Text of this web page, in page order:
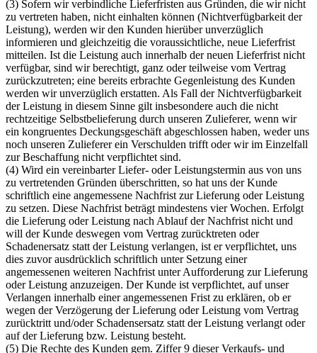
(3) Sofern wir verbindliche Lieferfristen aus Gründen, die wir nicht
zu vertreten haben, nicht einhalten können (Nichtverfügbarkeit der
Leistung), werden wir den Kunden hierüber unverzüglich
informieren und gleichzeitig die voraussichtliche, neue Lieferfrist
mitteilen. Ist die Leistung auch innerhalb der neuen Lieferfrist nicht
verfügbar, sind wir berechtigt, ganz oder teilweise vom Vertrag
zurückzutreten; eine bereits erbrachte Gegenleistung des Kunden
werden wir unverzüglich erstatten. Als Fall der Nichtverfügbarkeit
der Leistung in diesem Sinne gilt insbesondere auch die nicht
rechtzeitige Selbstbelieferung durch unseren Zulieferer, wenn wir
ein kongruentes Deckungsgeschäft abgeschlossen haben, weder uns
noch unseren Zulieferer ein Verschulden trifft oder wir im Einzelfall
zur Beschaffung nicht verpflichtet sind.
(4) Wird ein vereinbarter Liefer- oder Leistungstermin aus von uns
zu vertretenden Gründen überschritten, so hat uns der Kunde
schriftlich eine angemessene Nachfrist zur Lieferung oder Leistung
zu setzen. Diese Nachfrist beträgt mindestens vier Wochen. Erfolgt
die Lieferung oder Leistung nach Ablauf der Nachfrist nicht und
will der Kunde deswegen vom Vertrag zurücktreten oder
Schadenersatz statt der Leistung verlangen, ist er verpflichtet, uns
dies zuvor ausdrücklich schriftlich unter Setzung einer
angemessenen weiteren Nachfrist unter Aufforderung zur Lieferung
oder Leistung anzuzeigen. Der Kunde ist verpflichtet, auf unser
Verlangen innerhalb einer angemessenen Frist zu erklären, ob er
wegen der Verzögerung der Lieferung oder Leistung vom Vertrag
zurücktritt und/oder Schadensersatz statt der Leistung verlangt oder
auf der Lieferung bzw. Leistung besteht.
(5) Die Rechte des Kunden gem. Ziffer 9 dieser Verkaufs- und